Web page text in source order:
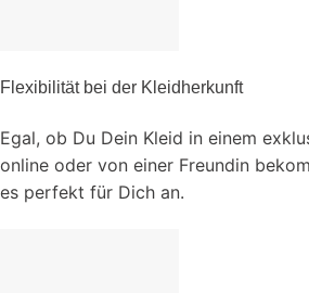
Flexibilität bei der Kleidherkunft
Egal, ob Du Dein Kleid in einem
online oder von einer Freundin
es perfekt für Dich an.